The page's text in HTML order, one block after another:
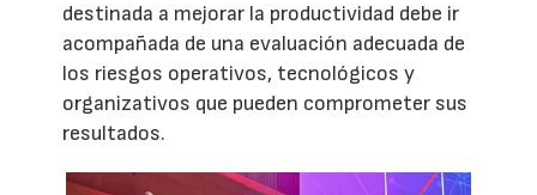
destinada a mejorar la productividad debe ir
acompañada de una evaluación adecuada de
los riesgos operativos, tecnológicos y
organizativos que pueden comprometer sus
resultados.